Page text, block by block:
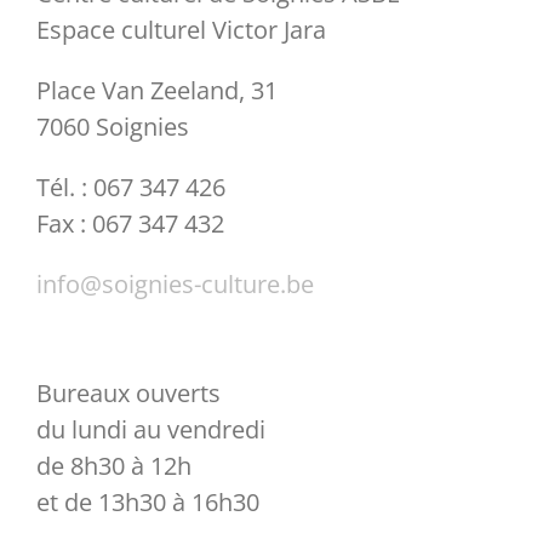
Espace culturel Victor Jara
Place Van Zeeland, 31
7060 Soignies
Tél. : 067 347 426
Fax : 067 347 432
info@soignies-culture.be
Bureaux ouverts
du lundi au vendredi
de 8h30 à 12h
et de 13h30 à 16h30